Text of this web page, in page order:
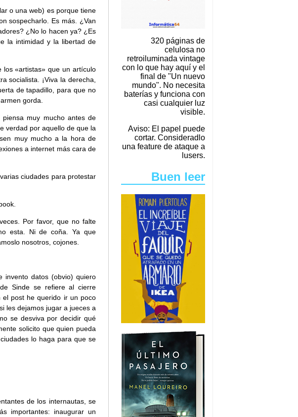
320 páginas de
celulosa no
retroiluminada vintage
con lo que hay aquí y el
final de "Un nuevo
mundo". No necesita
baterías y funciona con
casi cualquier luz
visible.
Aviso: El papel puede
cortar. Consideradlo
una feature de ataque a
lusers.
Buen leer
o una web) es porque tiene
sospecharlo. Es más. ¿Van
¿No lo hacen ya? ¿Es
la intimidad y la libertad de
los «artistas» que un artículo
socialista. ¡Viva la derecha,
de tapadillo, para que no
gorda.
muy mucho antes de
verdad por aquello de que la
muy mucho a la hora de
a internet más cara de
ciudades para protestar
Por favor, que no falte
esta. Ni de coña. Ya que
nosotros, cojones.
invento datos (obvio) quiero
Sinde se refiere al cierre
el post he querido ir un poco
les dejamos jugar a jueces a
se desviva por decidir qué
solicito que quien pueda
lo haga para que se
de los internautas, se
importantes: inaugurar un